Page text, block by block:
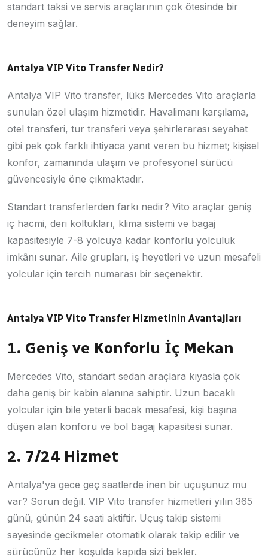
standart taksi ve servis araçlarının çok ötesinde bir
deneyim sağlar.
Antalya VIP Vito Transfer Nedir?
Antalya VIP Vito transfer, lüks Mercedes Vito araçlarla
sunulan özel ulaşım hizmetidir. Havalimanı karşılama,
otel transferi, tur transferi veya şehirlerarası seyahat
gibi pek çok farklı ihtiyaca yanıt veren bu hizmet; kişisel
konfor, zamanında ulaşım ve profesyonel sürücü
güvencesiyle öne çıkmaktadır.
Standart transferlerden farkı nedir? Vito araçlar geniş
iç hacmi, deri koltukları, klima sistemi ve bagaj
kapasitesiyle 7-8 yolcuya kadar konforlu yolculuk
imkânı sunar. Aile grupları, iş heyetleri ve uzun mesafeli
yolcular için tercih numarası bir seçenektir.
Antalya VIP Vito Transfer Hizmetinin Avantajları
1. Geniş ve Konforlu İç Mekan
Mercedes Vito, standart sedan araçlara kıyasla çok
daha geniş bir kabin alanına sahiptir. Uzun bacaklı
yolcular için bile yeterli bacak mesafesi, kişi başına
düşen alan konforu ve bol bagaj kapasitesi sunar.
2. 7/24 Hizmet
Antalya'ya gece geç saatlerde inen bir uçuşunuz mu
var? Sorun değil. VIP Vito transfer hizmetleri yılın 365
günü, günün 24 saati aktiftir. Uçuş takip sistemi
sayesinde gecikmeler otomatik olarak takip edilir ve
sürücünüz her koşulda kapıda sizi bekler.